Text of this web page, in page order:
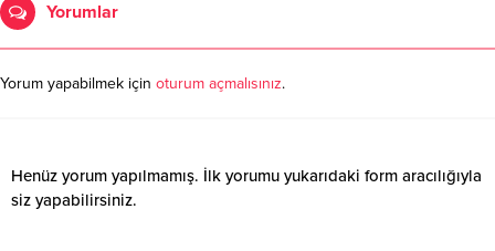
Yorumlar
Yorum yapabilmek için oturum açmalısınız.
Henüz yorum yapılmamış. İlk yorumu yukarıdaki form aracılığıyla
siz yapabilirsiniz.